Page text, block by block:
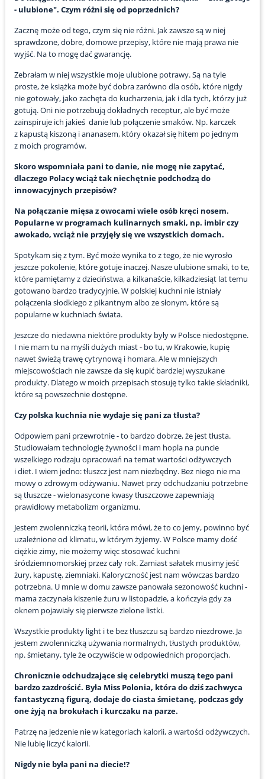
- ulubione". Czym różni się od poprzednich?
Zacznę może od tego, czym się nie różni. Jak zawsze są w niej
sprawdzone, dobre, domowe przepisy, które nie mają prawa nie
wyjść. Na to mogę dać gwarancję.
Zebrałam w niej wszystkie moje ulubione potrawy. Są na tyle
proste, że książka może być dobra zarówno dla osób, które nigdy
nie gotowały, jako zachęta do kucharzenia, jak i dla tych, którzy już
gotują. Oni nie potrzebują dokładnych receptur, ale być może
zainspiruje ich jakieś danie lub połączenie smaków. Np. karczek
z kapustą kiszoną i ananasem, który okazał się hitem po jednym
z moich programów.
Skoro wspomniała pani to danie, nie mogę nie zapytać,
dlaczego Polacy wciąż tak niechętnie podchodzą do
innowacyjnych przepisów?
Na połączanie mięsa z owocami wiele osób kręci nosem.
Popularne w programach kulinarnych smaki, np. imbir czy
awokado, wciąż nie przyjęły się we wszystkich domach.
Spotykam się z tym. Być może wynika to z tego, że nie wyrosło
jeszcze pokolenie, które gotuje inaczej. Nasze ulubione smaki, to te,
które pamiętamy z dzieciństwa, a kilkanaście, kilkadziesiąt lat temu
gotowano bardzo tradycyjnie. W polskiej kuchni nie istniały
połączenia słodkiego z pikantnym albo ze słonym, które są
popularne w kuchniach świata.
Jeszcze do niedawna niektóre produkty były w Polsce niedostępne.
I nie mam tu na myśli dużych miast - bo tu, w Krakowie, kupię
nawet świeżą trawę cytrynową i homara. Ale w mniejszych
miejscowościach nie zawsze da się kupić bardziej wyszukane
produkty. Dlatego w moich przepisach stosuję tylko takie składniki,
które są powszechnie dostępne.
Czy polska kuchnia nie wydaje się pani za tłusta?
Odpowiem pani przewrotnie - to bardzo dobrze, że jest tłusta.
Studiowałam technologię żywności i mam hopla na puncie
wszelkiego rodzaju opracowań na temat wartości odżywczych
i diet. I wiem jedno: tłuszcz jest nam niezbędny. Bez niego nie ma
mowy o zdrowym odżywaniu. Nawet przy odchudzaniu potrzebne
są tłuszcze - wielonasycone kwasy tłuszczowe zapewniają
prawidłowy metabolizm organizmu.
Jestem zwolenniczką teorii, która mówi, że to co jemy, powinno być
uzależnione od klimatu, w którym żyjemy. W Polsce mamy dość
ciężkie zimy, nie możemy więc stosować kuchni
śródziemnomorskiej przez cały rok. Zamiast sałatek musimy jeść
żury, kapustę, ziemniaki. Kaloryczność jest nam wówczas bardzo
potrzebna. U mnie w domu zawsze panowała sezonowość kuchni -
mama zaczynała kiszenie żuru w listopadzie, a kończyła gdy za
oknem pojawiały się pierwsze zielone listki.
Wszystkie produkty light i te bez tłuszczu są bardzo niezdrowe. Ja
jestem zwolenniczką używania normalnych, tłustych produktów,
np. śmietany, tyle że oczywiście w odpowiednich proporcjach.
Chronicznie odchudzające się celebrytki muszą tego pani
bardzo zazdrościć. Była Miss Polonia, która do dziś zachwyca
fantastyczną figurą, dodaje do ciasta śmietanę, podczas gdy
one żyją na brokułach i kurczaku na parze.
Patrzę na jedzenie nie w kategoriach kalorii, a wartości odżywczych.
Nie lubię liczyć kalorii.
Nigdy nie była pani na diecie!?